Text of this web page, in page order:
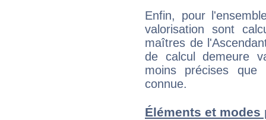
Enfin, pour
valorisation sont
maîtres de
de calcul demeure
moins précises que
connue.
Éléments et